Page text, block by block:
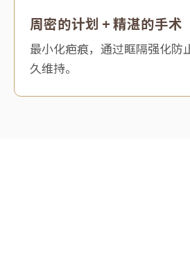
周密的计划 + 精湛的手术
最小化疤痕，通过眶隔强化防
久维持。